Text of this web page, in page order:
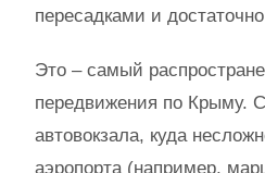
пересадками и
Это – самый
передвижения по Крыму.
автовокзала, куда
аэропорта (например,